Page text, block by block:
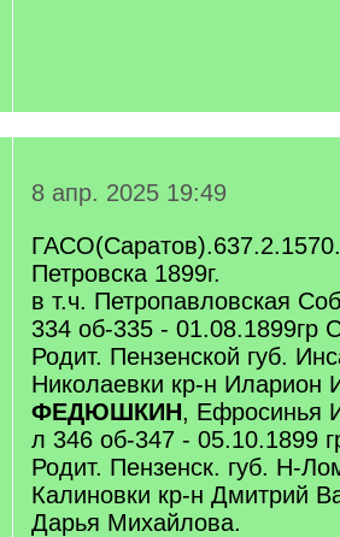
8 апр. 2025 19:49
Петровска 1899г.
в т.ч. Петропавловская
334 об-335 - 01.08.1899гр
Родит. Пензенской губ.
Николаевки кр-н Иларион
ФЕДЮШКИН, Ефросинья
л 346 об-347 - 05.10.1899
Родит. Пензенск. губ. Н-
Калиновки кр-н Дмитрий
Дарья Михайлова.